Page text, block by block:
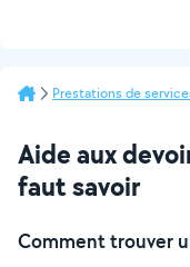
Prestations de
Aide aux
faut savoir
Comment trouver